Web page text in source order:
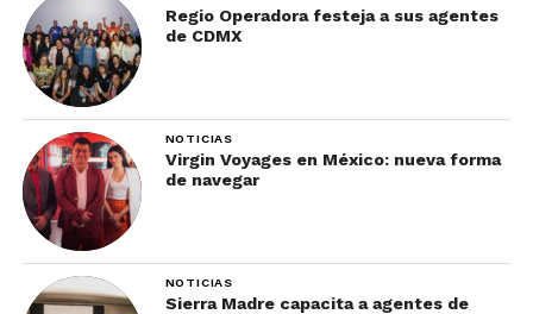
Para más información del Aeropuerto de Denver,
visita susitio oficial.
Regio Operadora festeja a sus agentes
de CDMX
NOTICIAS
Virgin Voyages en México: nueva forma
de navegar
NOTICIAS
Sierra Madre capacita a agentes de